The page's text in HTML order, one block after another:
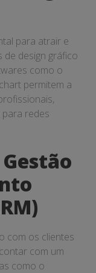
para atrair e
de design gráfico
como o
permitem a
redes
com os clientes
com um
como o